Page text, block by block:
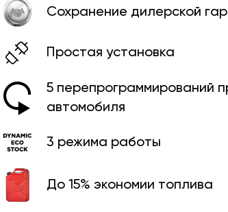
Сохранение дилерской
Простая установка
5 перепрограмми­рований
автомобиля
3 режима работы
До 15% экономии топлива